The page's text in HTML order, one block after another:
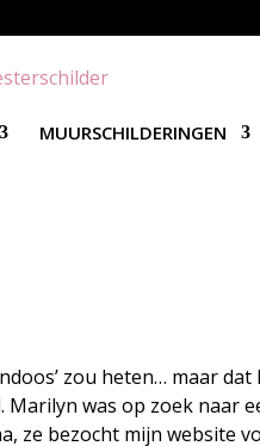
MUURSCHILDERINGEN
zou heten… maar dat
Marilyn was op zoek naar
ze bezocht mijn website